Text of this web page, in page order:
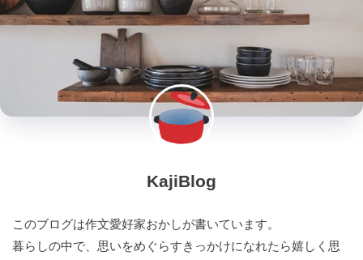
KajiBlog
このブログは作文愛好家おかしが書いています。
暮らしの中で、思いをめぐらすきっかけになれたら嬉しく思